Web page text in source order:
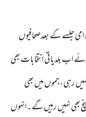
جلسے کے بعدصحافیوں
اب بلدیاتی انتخابات بھی
رہی، جموں میں بھی
بھی نہیں رہیں گے۔انہوں